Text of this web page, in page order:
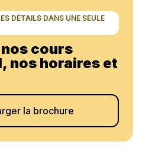
DÉTAILS DANS UNE SEULE
cours
nos horaires et
la brochure